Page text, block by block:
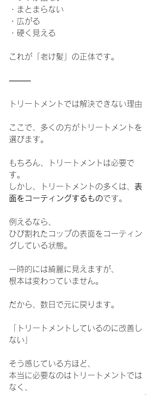
・まとまらない
・広がる
・硬く見える
これが「老け髪」の正体です。
⸻
トリートメントでは解決できない理由
ここで、多くの方がトリートメントを
選びます。
もちろん、トリートメントは必要で
す。
しかし、トリートメントの多くは、 表
面をコーティングするものです。
例えるなら、
ひび割れたコップの表面をコーティン
グしている状態。
一時的には綺麗に見えますが、
根本は変わっていません。
だから、数日で元に戻ります。
「トリートメントしているのに改善し
ない」
そう感じている方ほど、
本当に必要なのはトリートメントでは
なく、